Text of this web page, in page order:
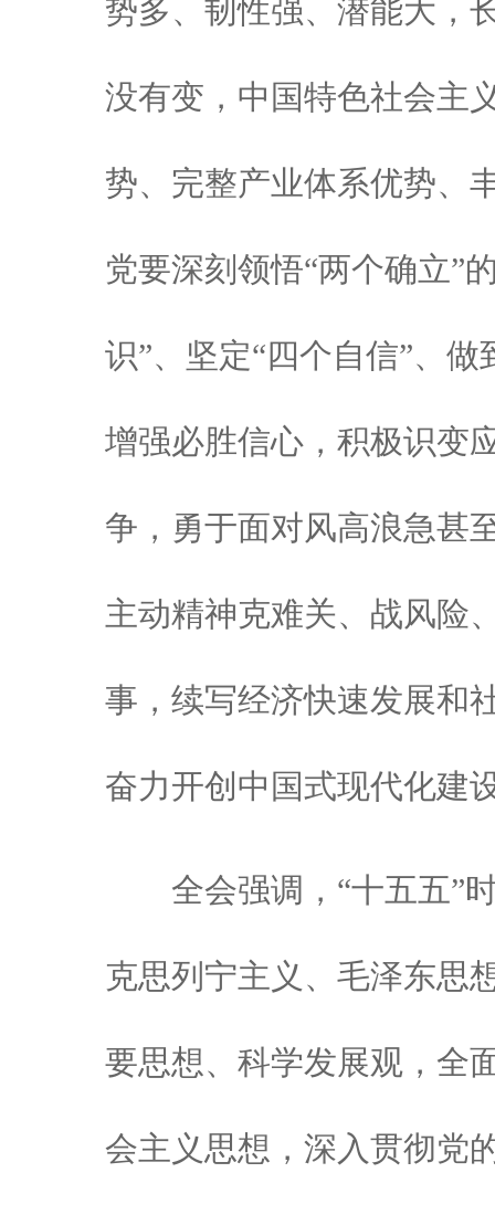
势多、韧性强、潜能大，
没有变，中国特色社会主
势、完整产业体系优势、
党要深刻领悟“两个确立”
识”、坚定“四个自信”、
增强必胜信心，积极识变
争，勇于面对风高浪急甚
主动精神克难关、战风险
事，续写经济快速发展和
奋力开创中国式现代化建
全会强调，“十五五”时
克思列宁主义、毛泽东思
要思想、科学发展观，全
会主义思想，深入贯彻党